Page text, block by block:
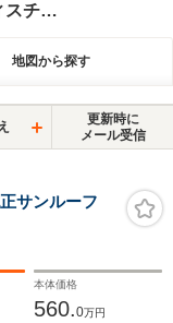
ロールスロイス シルバーセラフ ディスチャージドランプ
地図から探す
更新時に
メール受信
サンルーフ
本体価格
560.0万円